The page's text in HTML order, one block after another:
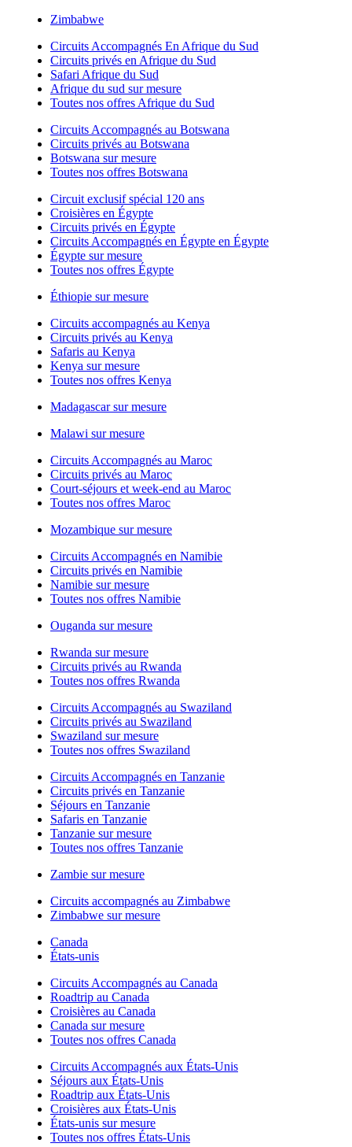
Zimbabwe
Circuits Accompagnés En Afrique du Sud
Circuits privés en Afrique du Sud
Safari Afrique du Sud
Afrique du sud sur mesure
Toutes nos offres Afrique du Sud
Circuits Accompagnés au Botswana
Circuits privés au Botswana
Botswana sur mesure
Toutes nos offres Botswana
Circuit exclusif spécial 120 ans
Croisières en Égypte
Circuits privés en Égypte
Circuits Accompagnés en Égypte en Égypte
Égypte sur mesure
Toutes nos offres Égypte
Éthiopie sur mesure
Circuits accompagnés au Kenya
Circuits privés au Kenya
Safaris au Kenya
Kenya sur mesure
Toutes nos offres Kenya
Madagascar sur mesure
Malawi sur mesure
Circuits Accompagnés au Maroc
Circuits privés au Maroc
Court-séjours et week-end au Maroc
Toutes nos offres Maroc
Mozambique sur mesure
Circuits Accompagnés en Namibie
Circuits privés en Namibie
Namibie sur mesure
Toutes nos offres Namibie
Ouganda sur mesure
Rwanda sur mesure
Circuits privés au Rwanda
Toutes nos offres Rwanda
Circuits Accompagnés au Swaziland
Circuits privés au Swaziland
Swaziland sur mesure
Toutes nos offres Swaziland
Circuits Accompagnés en Tanzanie
Circuits privés en Tanzanie
Séjours en Tanzanie
Safaris en Tanzanie
Tanzanie sur mesure
Toutes nos offres Tanzanie
Zambie sur mesure
Circuits accompagnés au Zimbabwe
Zimbabwe sur mesure
Canada
États-unis
Circuits Accompagnés au Canada
Roadtrip au Canada
Croisières au Canada
Canada sur mesure
Toutes nos offres Canada
Circuits Accompagnés aux États-Unis
Séjours aux États-Unis
Roadtrip aux États-Unis
Croisières aux États-Unis
États-unis sur mesure
Toutes nos offres États-Unis